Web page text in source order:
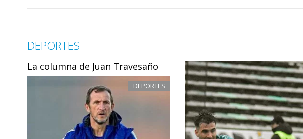
DEPORTES
La columna de Juan Travesaño
DEPORTES